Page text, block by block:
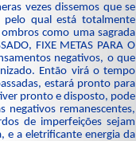
vezes dissemos que se
pelo qual está totalmente
como uma sagrada
FIXE METAS PARA O
negativos, o que
Então virá o tempo
estará pronto para
pronto e disposto, pode
negativos remanescentes,
de imperfeições sejam
e a eletrificante energia da